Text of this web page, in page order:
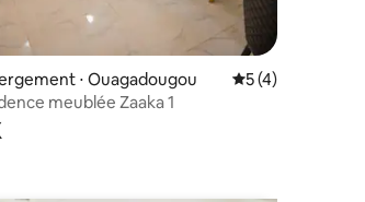
⋅ Ouagadougou Évaluation
5 (4)
meublée Zaaka 1